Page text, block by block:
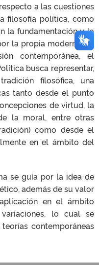
a las cuestiones
filosofía política, como
la fundamentación y la
la propia modernidad.
contemporánea, el
busca representar,
filosófica, una
tanto desde el punto
de virtud, la
la moral, entre otras
como desde el
en el ámbito del
se guía por la idea de
además de su valor
en el ámbito
lo cual se
contemporáneas